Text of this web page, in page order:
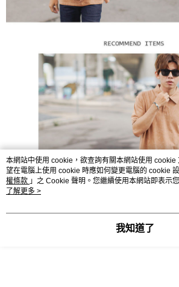
本網站中使用 cookie，欲查詢有關本網站使用 cookie
望在電腦上使用 cookie 時應如何變更電腦的 cookie
權條款 」之 Cookie 聲明。您繼續使用本網站即表示
用條款之 Cookie 聲明使用 cookie。
了解更多 >
我知道了